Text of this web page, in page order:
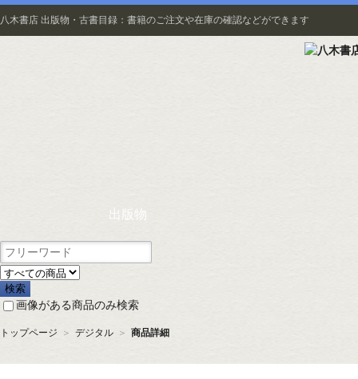
八木書店 出版物・古書目録：書籍のご注文や在庫の確認などができます
出版物
画像がある商品のみ検索
トップページ ＞ デジタル ＞ 商品詳細